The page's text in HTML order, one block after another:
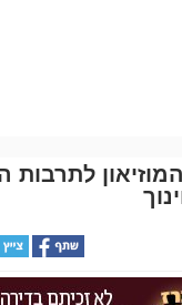
לתרבות